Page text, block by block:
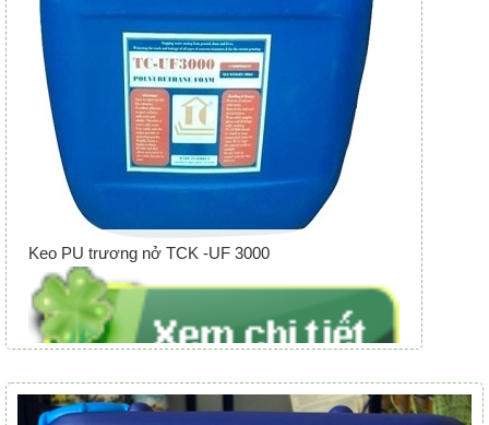
Keo PU trương nở TCK -UF 3000